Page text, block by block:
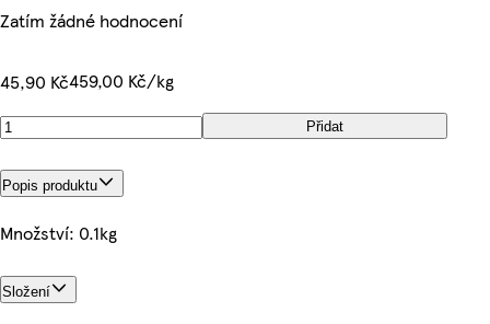
Zatím žádné hodnocení
45,90 Kč459,00 Kč/kg
Přidat
Popis produktu
Množství: 0.1kg
Složení